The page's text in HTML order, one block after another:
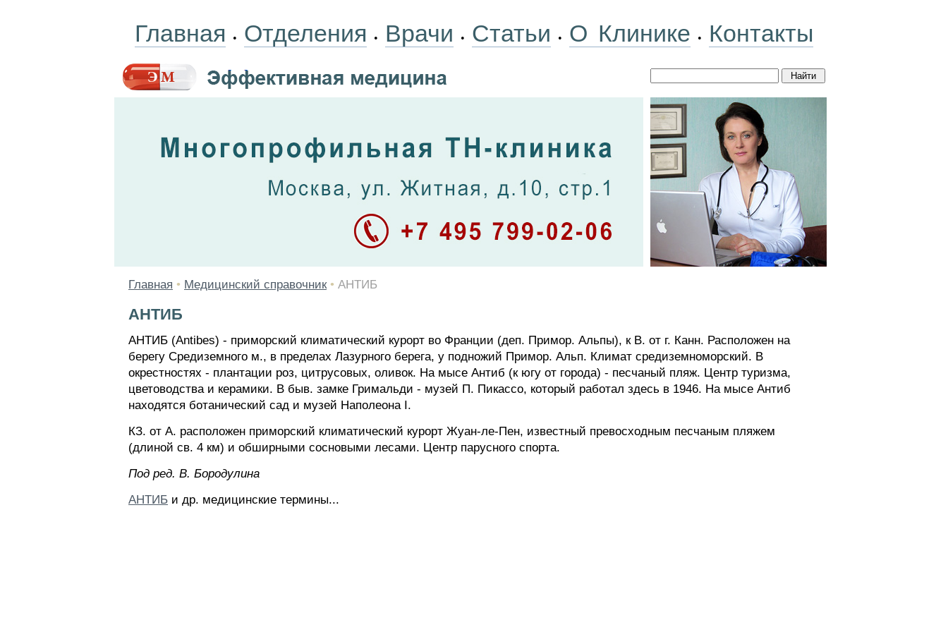
Главная • Отделения • Врачи • Статьи • О Клинике • Контакты
Главная • Медицинский справочник • АНТИБ
АНТИБ
АНТИБ (Antibes) - приморский климатический курорт во Франции (деп. Примор. Альпы), к В. от г. Канн. Расположен на
берегу Средиземного м., в пределах Лазурного берега, у подножий Примор. Альп. Климат средиземноморский. В
окрестностях - плантации роз, цитрусовых, оливок. На мысе Антиб (к югу от города) - песчаный пляж. Центр туризма,
цветоводства и керамики. В быв. замке Гримальди - музей П. Пикассо, который работал здесь в 1946. На мысе Антиб
находятся ботанический сад и музей Наполеона I.
КЗ. от А. расположен приморский климатический курорт Жуан-ле-Пен, известный превосходным песчаным пляжем
(длиной св. 4 км) и обширными сосновыми лесами. Центр парусного спорта.
Пoд peд. B. Бopoдyлинa
АНТИБ и др. медицинские термины...